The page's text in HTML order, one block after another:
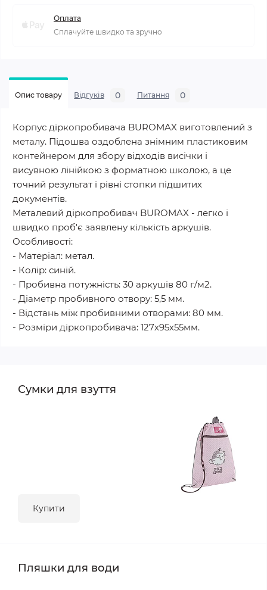
Оплата
Сплачуйте швидко та зручно
Опис товару Відгуків 0 Питання 0
Корпус діркопробивача BUROMAX виготовлений з
металу. Підошва оздоблена знімним пластиковим
контейнером для збору відходів висічки і
висувною лінійкою з форматною школою, а це
точний результат і рівні стопки підшитих
документів.
Металевий діркопробивач BUROMAX - легко і
швидко проб'є заявлену кількість аркушів.
Особливості:
- Матеріал: метал.
- Колір: синій.
- Пробивна потужність: 30 аркушів 80 г/м2.
- Діаметр пробивного отвору: 5,5 мм.
- Відстань між пробивними отворами: 80 мм.
- Розміри діркопробивача: 127х95х55мм.
Сумки для взуття
Купити
Пляшки для води